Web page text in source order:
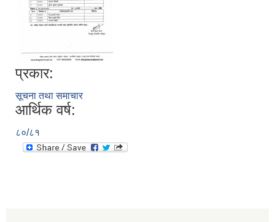
प्रकार:
सूचना तथा समाचार
आर्थिक वर्ष:
८०/८१